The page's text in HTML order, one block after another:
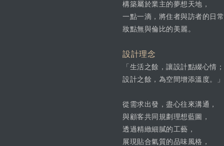
構築屬於業主的夢想天地，
一點一滴，將住者與訪者的日
妝點無與倫比的美麗。
設計理念
「生活之餘，讓設計點綴心情；
設計之餘，為空間增添溫度。」
從需求出發，盡心往來溝通，
與顧客共同規劃理想藍圖，
透過精緻細膩的工藝，
展現貼合氣質的品味風格，